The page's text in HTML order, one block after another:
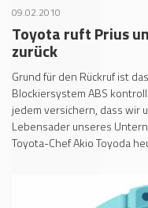
09.02.2010
Toyota ruft Prius
zurück
Grund für den Rückruf ist
Blockiersystem ABS
jedem versichern, dass wir
Lebensader unseres
Toyota-Chef Akio Toyoda